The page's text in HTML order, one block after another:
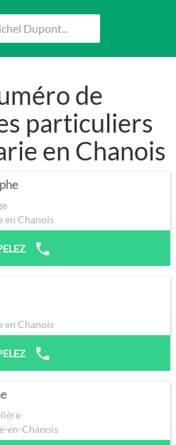
de
particuliers
en Chanois
en Chanois
en Chanois
en-Chanois